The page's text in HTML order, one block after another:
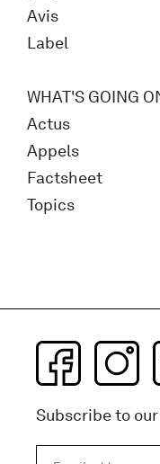
Avis
Label
WHAT'S GOING
Actus
Appels
Factsheet
Topics
Subscribe to